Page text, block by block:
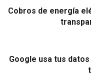
Cobros de energía
Google usa tus